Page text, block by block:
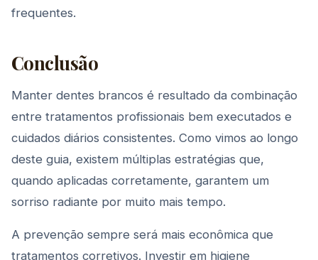
frequentes.
Conclusão
Manter dentes brancos é resultado da combinação
entre tratamentos profissionais bem executados e
cuidados diários consistentes. Como vimos ao longo
deste guia, existem múltiplas estratégias que,
quando aplicadas corretamente, garantem um
sorriso radiante por muito mais tempo.
A prevenção sempre será mais econômica que
tratamentos corretivos. Investir em higiene